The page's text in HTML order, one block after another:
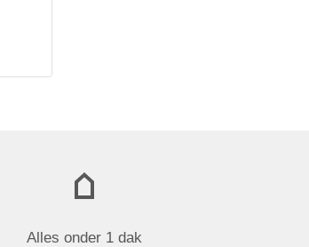
Alles onder 1 dak